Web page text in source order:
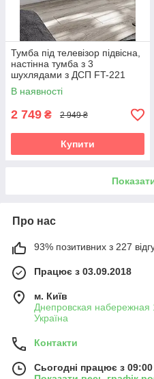
Тумба під телевізор підвісна,
настінна тумба з 3
шухлядами з ДСП FT-221
В наявності
2 749 ₴ 2 949 ₴
Купити
Про нас
93% позитивних з 227
Працює з 03.09.2018
м. Київ
Днепровская набережная
Україна
Контакти
Сьогодні працює з